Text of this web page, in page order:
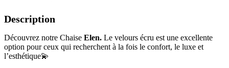
Description
Découvrez notre Chaise Elen. Le velours écru est une excellente
option pour ceux qui recherchent à la fois le confort, le luxe et
l’esthétique💫